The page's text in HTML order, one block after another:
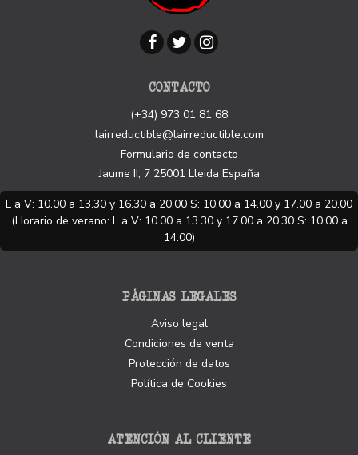
CONTACTO
(+34) 973 01 81 68
lairreductible@lairreductible.com
Formulario de contacto
Jaume II, 7 25001 Lleida España
L a V: 10.00 a 13.30 y 16.30 a 20.00 S: 10.00 a 14.00 y 17.00 a 20.00
(Horario de verano: L a V: 10.00 a 13.30 y 17.00 a 20.30 S: 10.00 a
14.00)
PÁGINAS LEGALES
Aviso legal
Condiciones de venta
Protección de datos
Política de Cookies
ATENCIÓN AL CLIENTE